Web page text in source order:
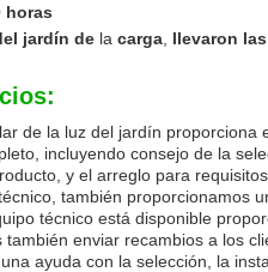
horas
jardín de la carga llevaron
de la luz del jardín
incluyendo consejo de la
y el arreglo para
también proporcionamos
técnico está disponible
también enviar recambios a los
ayuda con la selección, la